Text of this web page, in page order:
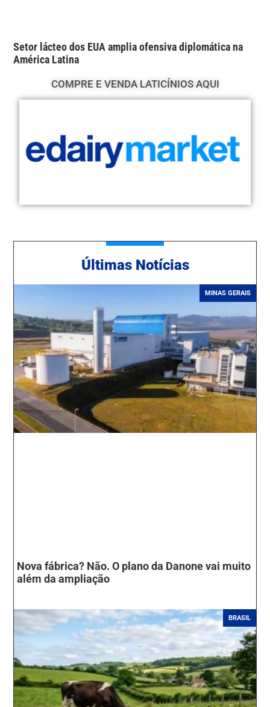
Setor lácteo dos EUA amplia ofensiva diplomática na
América Latina
COMPRE E VENDA LATICÍNIOS AQUI
Ú ltimas Notícias
MINAS GERAIS
Nova fábrica? Não. O plano da Danone vai muito
além da ampliação
BRASIL